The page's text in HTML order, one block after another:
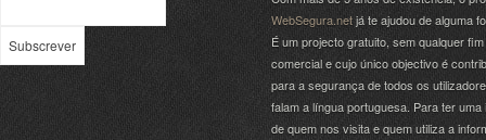
WebSegura.netjá te ajudou de alguma
É um projecto gratuito, sem qualquer fim
comercial e cujo único objectivo é
para a segurança de todos os
falam a língua portuguesa. Para ter uma
de quem nos visita e quem utiliza a